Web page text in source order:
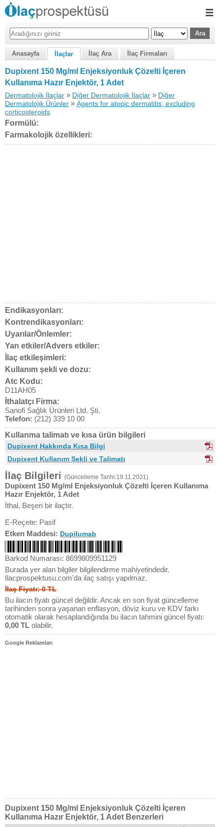
Anasayfa İlaçlar İlaç Ara İlaç Firmaları
Dupixent 150 Mg/ml Enjeksiyonluk Çözelti İçeren
Kullanıma Hazır Enjektör, 1 Adet
Dermatolojik İlaçlar » Diğer Dermatolojik İlaçlar » Diğer
Dermatolojik Ürünler » Agents for atopic dermatitis, excluding
corticosteroids
Formülü:
Farmakolojik özellikleri:
Endikasyonları:
Kontrendikasyonları:
Uyarılar/Önlemler:
Yan etkiler/Advers etkiler:
İlaç etkileşimleri:
Kullanım şekli ve dozu:
Atc Kodu:
D11AH05
İthalatçı Firma:
Sanofi Sağlık Ürünleri Ltd. Şti.
Telefon: (212) 339 10 00
Kullanma talimatı ve kısa ürün bilgileri
Dupixent Hakkında Kısa Bilgi
Dupixent Kullanım Şekli ve Talimatı
İlaç Bilgileri (Güncelleme Tarihi:19.11.2021)
Dupixent 150 Mg/ml Enjeksiyonluk Çözelti İçeren Kullanıma
Hazır Enjektör, 1 Adet
İthal, Beşeri bir ilaçtır.
E-Reçete: Pasif
Etken Maddesi: Dupilumab
Barkod Numarası: 8699809951129
Burada yer alan bilgiler bilgilendirme mahiyetindedir.
Ilacprospektusu.com'da ilaç satışı yapılmaz.
İlaç Fiyatı: 0 TL
Bu ilacın fiyatı güncel değildir. Ancak en son fiyat güncelleme
tarihinden sonra yaşanan enflasyon, döviz kuru ve KDV farkı
otomatik olarak hesaplandığında bu ilacın tahmini güncel fiyatı:
0,00 TL olabilir.
Google Reklamları
Dupixent 150 Mg/ml Enjeksiyonluk Çözelti İçeren
Kullanıma Hazır Enjektör, 1 Adet Benzerleri